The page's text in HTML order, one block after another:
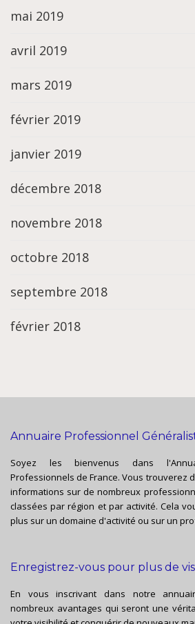
mai 2019
avril 2019
mars 2019
février 2019
janvier 2019
décembre 2018
novembre 2018
octobre 2018
septembre 2018
février 2018
Annuaire Professionnel
Soyez les bienvenus dans
Professionnels de France. Vous trouverez
informations sur de nombreux
classées par région et par activité. Cela
plus sur un domaine d'activité ou sur un
Enregistrez-vous pour plus de
En vous inscrivant dans notre
nombreux avantages qui seront une